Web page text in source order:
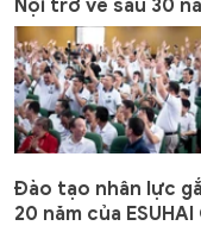
Nội trở về sau 30
Đào tạo nhân lực
20 năm của